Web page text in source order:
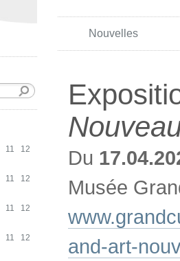
11 12
11 12
11 12
11 12
Nouvelles
Du
Musée
and-art-